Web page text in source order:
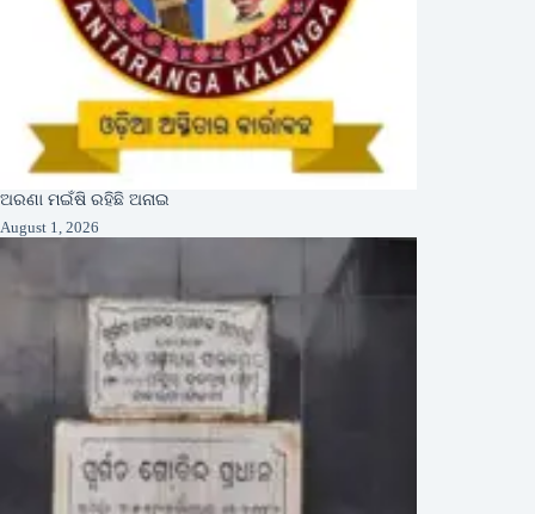
ଅରଣା ମଇଁଷି ରହିଛି ଅନାଇ
August 1, 2026